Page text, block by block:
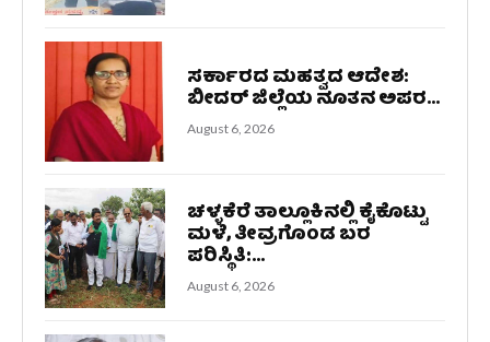
ಸರ್ಕಾರದ ಮಹತ್ವದ ಆದೇಶ:
ಬೀದರ್ ಜಿಲ್ಲೆಯ ನೂತನ ಅಪರ...
August 6, 2026
ಚಳ್ಳಕೆರೆ ತಾಲ್ಲೂಕಿನಲ್ಲಿ ಕೈಕೊಟ್ಟು
ಮಳೆ, ತೀವ್ರಗೊಂಡ ಬರ
ಪರಿಸ್ಥಿತಿ:...
August 6, 2026